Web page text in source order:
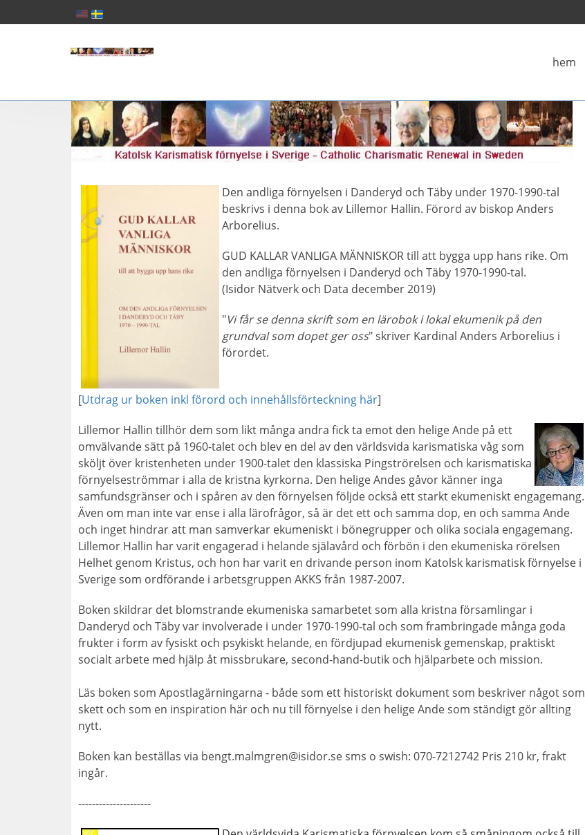
hem
Den andliga förnyelsen i Danderyd och Täby under 1970-1990-tal
beskrivs i denna bok av Lillemor Hallin. Förord av biskop Anders
Arborelius.
GUD KALLAR VANLIGA MÄNNISKOR till att bygga upp hans rike. Om
den andliga förnyelsen i Danderyd och Täby 1970-1990-tal.
(Isidor Nätverk och Data december 2019)
"Vi får se denna skrift som en lärobok i lokal ekumenik på den
grundval som dopet ger oss" skriver Kardinal Anders Arborelius i
förordet.
[Utdrag ur boken inkl förord och innehållsförteckning här]
Lillemor Hallin tillhör dem som likt många andra fick ta emot den helige Ande på ett
omvälvande sätt på 1960-talet och blev en del av den världsvida karismatiska våg som
sköljt över kristenheten under 1900-talet den klassiska Pingströrelsen och karismatiska
förnyelseströmmar i alla de kristna kyrkorna. Den helige Andes gåvor känner inga
samfundsgränser och i spåren av den förnyelsen följde också ett starkt ekumeniskt engagemang.
Även om man inte var ense i alla lärofrågor, så är det ett och samma dop, en och samma Ande
och inget hindrar att man samverkar ekumeniskt i bönegrupper och olika sociala engagemang.
Lillemor Hallin har varit engagerad i helande själavård och förbön i den ekumeniska rörelsen
Helhet genom Kristus, och hon har varit en drivande person inom Katolsk karismatisk förnyelse i
Sverige som ordförande i arbetsgruppen AKKS från 1987-2007.
Boken skildrar det blomstrande ekumeniska samarbetet som alla kristna församlingar i
Danderyd och Täby var involverade i under 1970-1990-tal och som frambringade många goda
frukter i form av fysiskt och psykiskt helande, en fördjupad ekumenisk gemenskap, praktiskt
socialt arbete med hjälp åt missbrukare, second-hand-butik och hjälparbete och mission.
Läs boken som Apostlagärningarna - både som ett historiskt dokument som beskriver något som
skett och som en inspiration här och nu till förnyelse i den helige Ande som ständigt gör allting
nytt.
Boken kan beställas via bengt.malmgren@isidor.se sms o swish: 070-7212742 Pris 210 kr, frakt
ingår.
---------------------